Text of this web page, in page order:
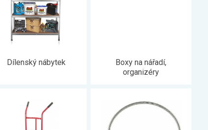
Dílenský nábytek
Boxy na nářadí,
organizéry